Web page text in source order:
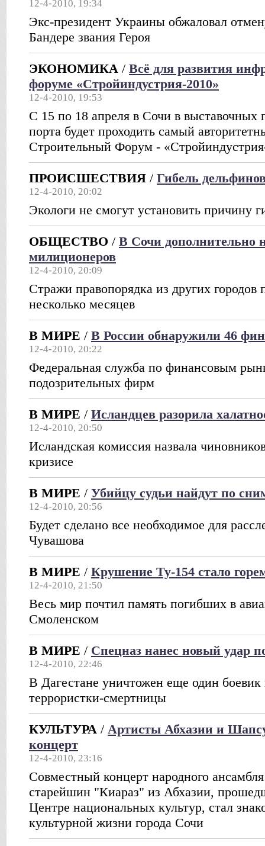
12-4-2010, 19:34
Экс-президент Украины обжаловал
Бандере звания Героя
ЭКОНОМИКА / Всё для развития
форуме «Стройиндустрия-2010»
12-4-2010, 19:53
С 15 по 18 апреля в Сочи в выставочных
порта будет проходить самый
Строительный Форум -
ПРОИСШЕСТВИЯ / Гибель
12-4-2010, 20:02
Экологи не смогут установить причину
ОБЩЕСТВО / В Сочи дополнительно
милиционеров
12-4-2010, 20:09
Стражи правопорядка из других городов
несколько месяцев
В МИРЕ / В России обнаружили 46
12-4-2010, 20:22
Федеральная служба по финансовым
подозрительных фирм
В МИРЕ / Исландцев разорила
12-4-2010, 20:50
Исландская комиссия назвала
кризисе
В МИРЕ / Убийцу судьи найдут по
12-4-2010, 20:56
Будет сделано все необходимое для
Чувашова
В МИРЕ / Крушение Ту-154 стало
12-4-2010, 21:50
Весь мир почтил память погибших в
Смоленском
В МИРЕ / Спецназ нанес новый удар
12-4-2010, 22:46
В Дагестане уничтожен еще один
террористки-смертницы
КУЛЬТУРА / Артисты Абхазии и
концерт
12-4-2010, 23:16
Совместный концерт народного
старейшин "Киараз" из Абхазии,
Центре национальных культур, стал
культурной жизни города Сочи